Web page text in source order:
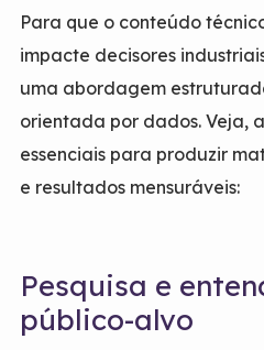
Para que o conteúdo
impacte decisores
uma abordagem
orientada por dados. Veja,
essenciais para produzir
e resultados mensuráveis:
Pesquisa e
público-alvo